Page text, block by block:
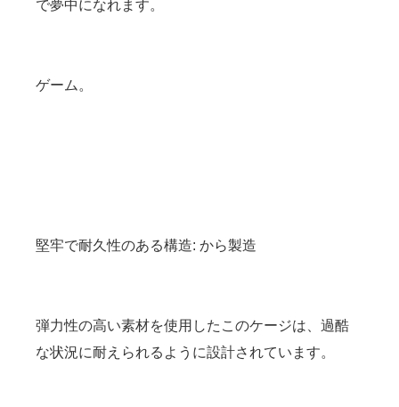
で夢中になれます。
ゲーム。
堅牢で耐久性のある構造: から製造
弾力性の高い素材を使用したこのケージは、過酷
な状況に耐えられるように設計されています。